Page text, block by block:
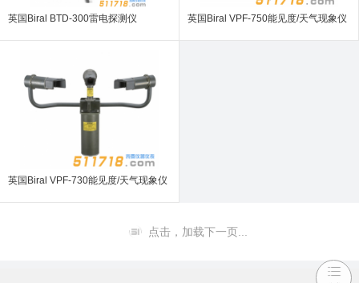
英国Biral BTD-300雷电探测仪 英国Biral VPF-750能见度/天气现象仪
英国Biral VPF-730能见度/天气现象仪